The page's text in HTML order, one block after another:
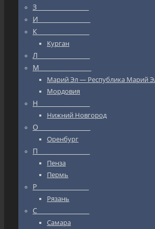
З_________________
И_________________
К_________________
Курган
Л_________________
М_________________
Марий Эл — Республика Марий
Мордовия
Н_________________
Нижний Новгород
О_________________
Оренбург
П_________________
Пенза
Пермь
Р_________________
Рязань
С_________________
Самара